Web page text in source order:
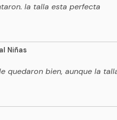
la talla esta perfecta
Niñas
quedaron bien, aunque la